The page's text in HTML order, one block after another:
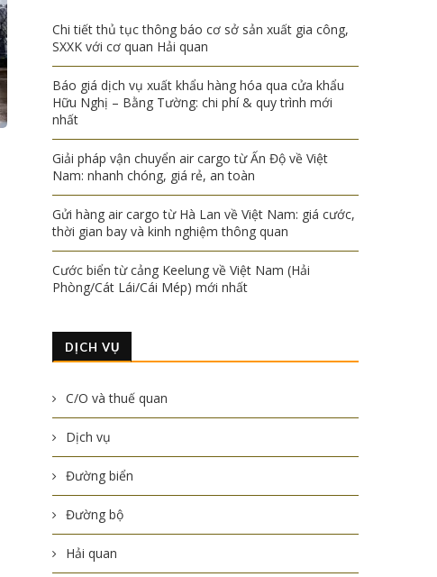
Chi tiết thủ tục thông báo cơ sở sản xuất gia công,
SXXK với cơ quan Hải quan
Báo giá dịch vụ xuất khẩu hàng hóa qua cửa khẩu
Hữu Nghị – Bằng Tường: chi phí & quy trình mới
nhất
Giải pháp vận chuyển air cargo từ Ấn Độ về Việt
Nam: nhanh chóng, giá rẻ, an toàn
Gửi hàng air cargo từ Hà Lan về Việt Nam: giá cước,
thời gian bay và kinh nghiệm thông quan
Cước biển từ cảng Keelung về Việt Nam (Hải
Phòng/Cát Lái/Cái Mép) mới nhất
DỊCH VỤ
C/O và thuế quan
Dịch vụ
Đường biển
Đường bộ
Hải quan